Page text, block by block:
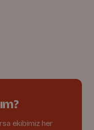
ekibimiz her